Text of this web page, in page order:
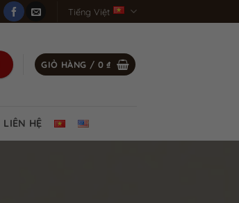
Tiếng Việt
GIỎ HÀNG / 0₫
LIÊN HỆ